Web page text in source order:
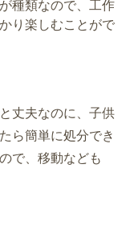
種類なので、工作
り楽しむことがで
丈夫なのに、子供
ら簡単に処分でき
で、移動なども